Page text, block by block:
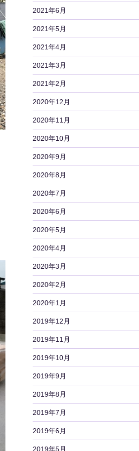
2021年6月
2021年5月
2021年4月
2021年3月
2021年2月
2020年12月
2020年11月
2020年10月
2020年9月
2020年8月
2020年7月
2020年6月
2020年5月
2020年4月
2020年3月
2020年2月
2020年1月
2019年12月
2019年11月
2019年10月
2019年9月
2019年8月
2019年7月
2019年6月
2019年5月